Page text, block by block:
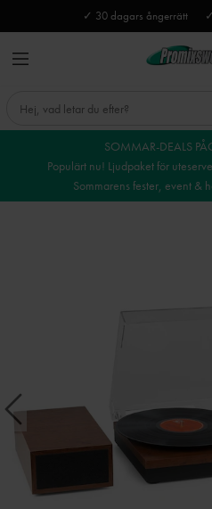
✓ 30 dagars ångerrätt
SOMMAR-DEALS
Populärt nu! Ljudpaket för
Sommarens fester, event &